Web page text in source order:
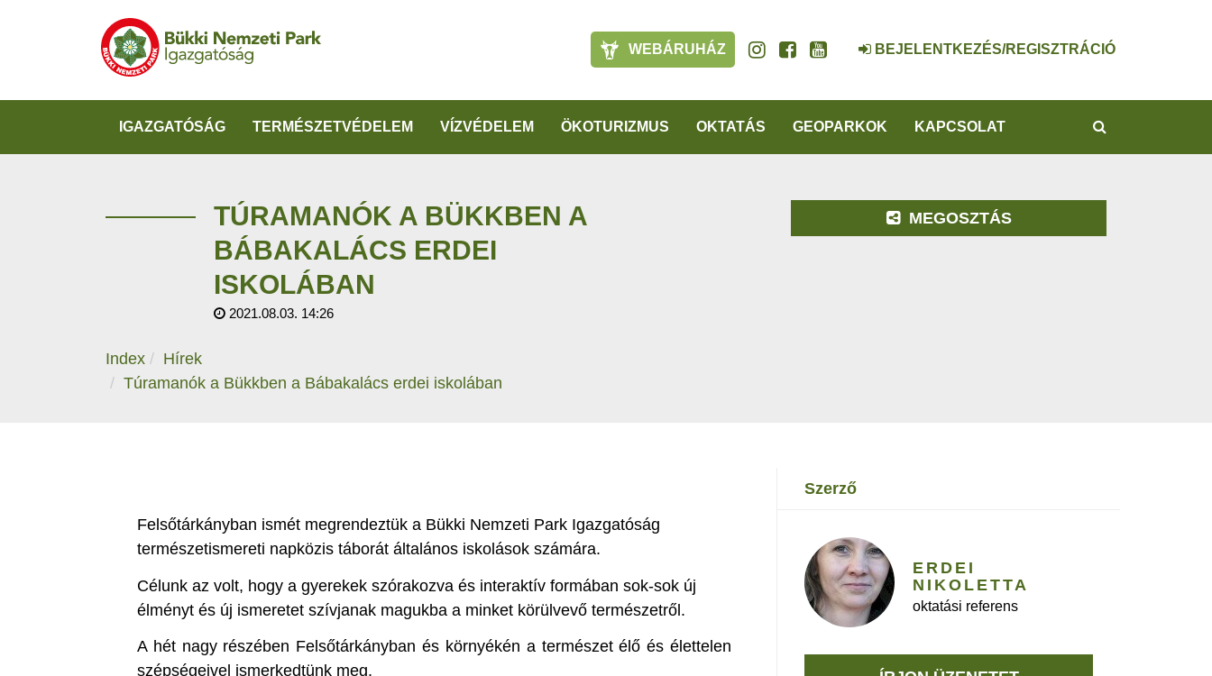
WEBÁRUHÁZ BEJELENTKEZÉS/REGISZTRÁCIÓ
IGAZGATÓSÁG TERMÉSZETVÉDELEM VÍZVÉDELEM ÖKOTURIZMUS OKTATÁS GEOPARKOK KAPCSOLAT
TÚRAMANÓK A BÜKKBEN A
BÁBAKALÁCS ERDEI
ISKOLÁBAN
2021.08.03. 14:26
Index
Hírek
Túramanók a Bükkben a Bábakalács erdei iskolában
MEGOSZTÁS
Felsőtárkányban ismét megrendeztük a Bükki Nemzeti Park Igazgatóság
természetismereti napközis táborát általános iskolások számára.
Célunk az volt, hogy a gyerekek szórakozva és interaktív formában sok-sok új
élményt és új ismeretet szívjanak magukba a minket körülvevő természetről.
A hét nagy részében Felsőtárkányban és környékén a természet élő és élettelen
szépségeivel ismerkedtünk meg.
szerző
ERDEI
NIKOLETTA
oktatási referens